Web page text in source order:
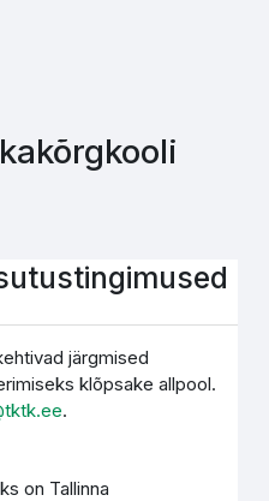
järgmised
klõpsake allpool.
.
on Tallinna